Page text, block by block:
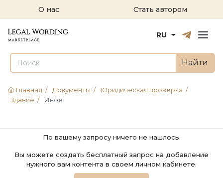
О нас Стать автором
РусскийEnglish
RU
Найти
Главная / Документы / Юридическая проверка /
Здание / Иное
По вашему запросу ничего не нашлось.
Вы можете создать бесплатный запрос на добавление
нужного вам контента в своем личном кабинете.